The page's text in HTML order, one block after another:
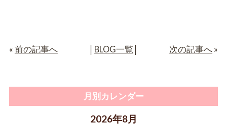
« 前の記事へ BLOG一覧 次の記事へ »
月別カレンダー
2026年8月